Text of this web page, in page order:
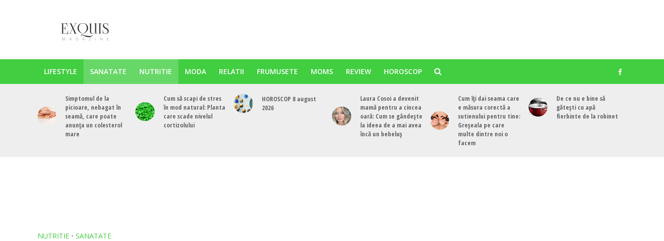
LIFESTYLE SANATATE NUTRITIE MODA RELATII FRUMUSETE MOMS REVIEW HOROSCOP
Simptomul de la
picioare, nebagat în
seamă, care poate
anunța un colesterol
mare
Cum să scapi de stres
în mod natural: Planta
care scade nivelul
cortizolului
HOROSCOP 8 august
2026
Laura Cosoi a devenit
mamă pentru a cincea
oară: Cum se gândește
la ideea de a mai avea
încă un bebeluș
Cum îți dai seama care
e măsura corectă a
sutienului pentru tine:
Greșeala pe care
multe dintre noi o
facem
De ce nu e bine să
gătești cu apă
fierbinte de la robinet
NUTRITIE • SANATATE